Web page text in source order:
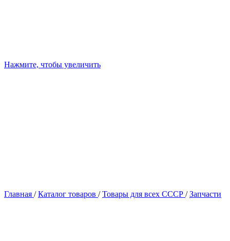
Нажмите, чтобы увеличить
Главная / Каталог товаров / Товары для всех СССР / Запчасти